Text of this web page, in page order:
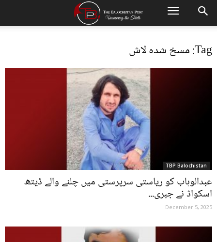
Tag: مسخ شدہ لاش
TBP Balochistan
عبدالوہاب کو ریاستی سرپرستی میں چلنے والے ڈیتھ
اسکواڈ نے جبری...
December 5, 2025